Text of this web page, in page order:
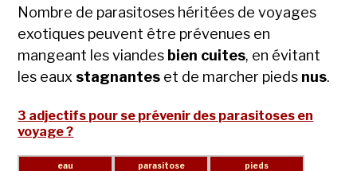
Nombre de parasitoses héritées de voyages
exotiques peuvent être prévenues en
mangeant les viandes bien cuites, en évitant
les eaux stagnantes et de marcher pieds nus.
3 adjectifs pour se prévenir des parasitoses en
voyage ?